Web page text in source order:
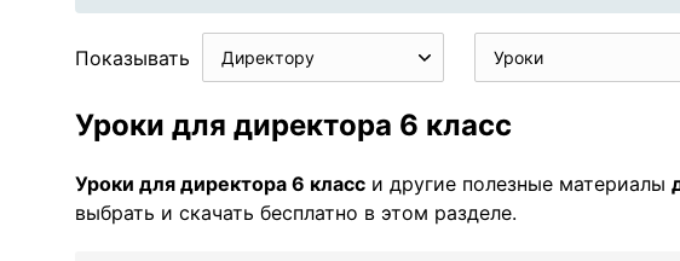
Показывать Директору Уроки
Уроки для директора 6 класс
Уроки для директора 6 класс и другие полезные материалы
выбрать и скачать бесплатно в этом разделе.